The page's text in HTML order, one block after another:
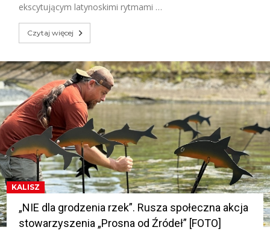
ekscytującym latynoskimi rytmami …
Czytaj więcej
KALISZ
„NIE dla grodzenia rzek”. Rusza społeczna akcja
stowarzyszenia „Prosna od Źródeł” [FOTO]